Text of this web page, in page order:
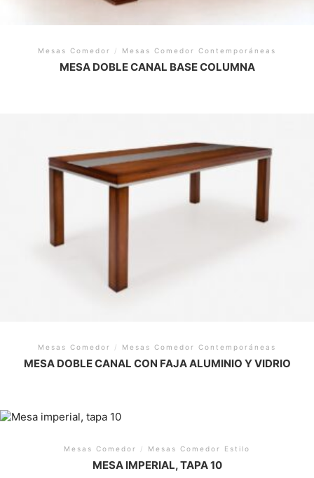
Mesas Comedor / Mesas Comedor Contemporáneas
MESA DOBLE CANAL BASE COLUMNA
Mesas Comedor / Mesas Comedor Contemporáneas
MESA DOBLE CANAL CON FAJA ALUMINIO Y VIDRIO
Mesas Comedor / Mesas Comedor Estilo
MESA IMPERIAL, TAPA 10